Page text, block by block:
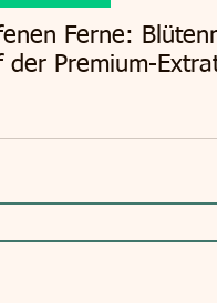
Ferne:
der Premium-